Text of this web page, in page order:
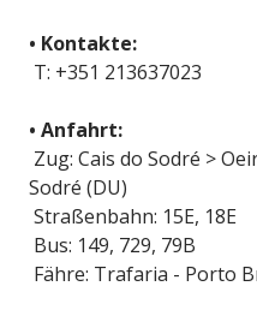
• Kontakte:
T: +351 213637023
• Anfahrt:
Zug: Cais do Sodré >
Sodré (DU)
Straßenbahn: 15E, 18E
Bus: 149, 729, 79B
Fähre: Trafaria - Porto